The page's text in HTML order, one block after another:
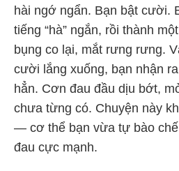
hài ngớ ngẩn. Bạn bật cười.
tiếng “hà” ngắn, rồi thành
bụng co lại, mắt rưng rưng.
cười lắng xuống, bạn nhận
hẳn. Cơn đau đầu dịu bớt,
chưa từng có. Chuyện này
— cơ thể bạn vừa tự bào chế
đau cực mạnh.